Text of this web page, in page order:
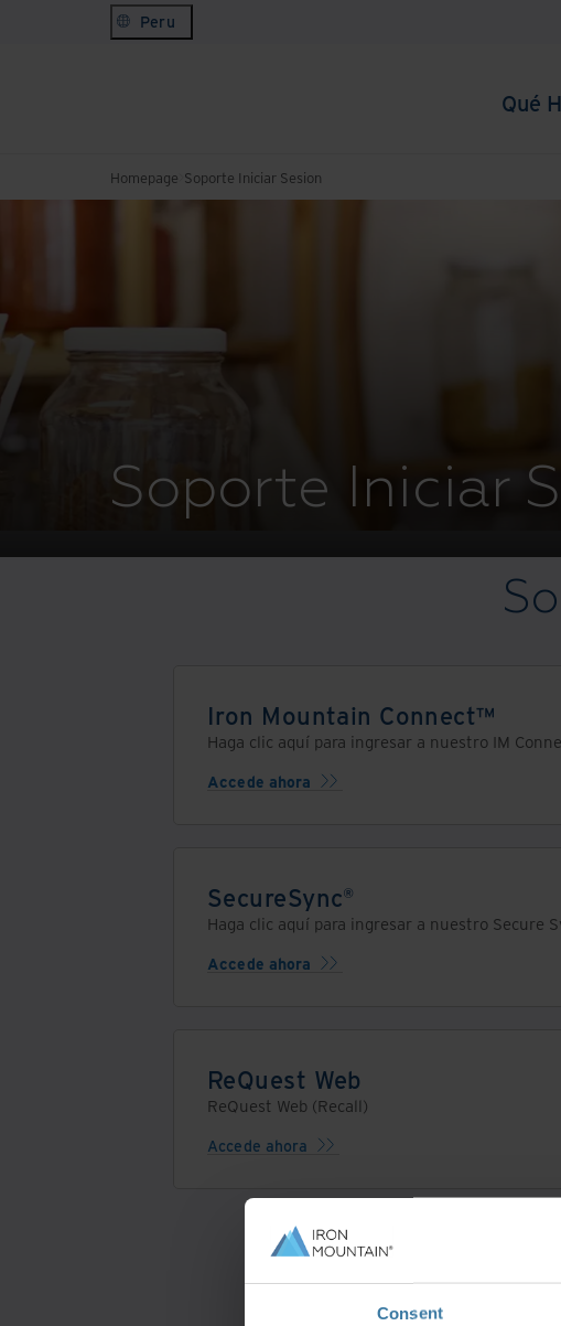
Consent
Peru
Qué
Homepage Soporte Iniciar Sesion
Soporte Iniciar
Iron Mountain Connect™
Haga clic aquí para ingresar a nuestro IM
Accede ahora
SecureSync®
Haga clic aquí para ingresar a nuestro Secure
Accede ahora
ReQuest Web
ReQuest Web (Recall)
Accede ahora